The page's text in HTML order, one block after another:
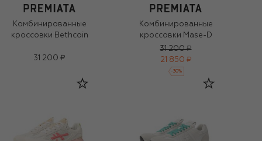
Комбинированные
кроссовки Bethcoin
31 200 ₽
Комбинированные
кроссовки Mase-D
31 200 ₽
21 850 ₽
-30%